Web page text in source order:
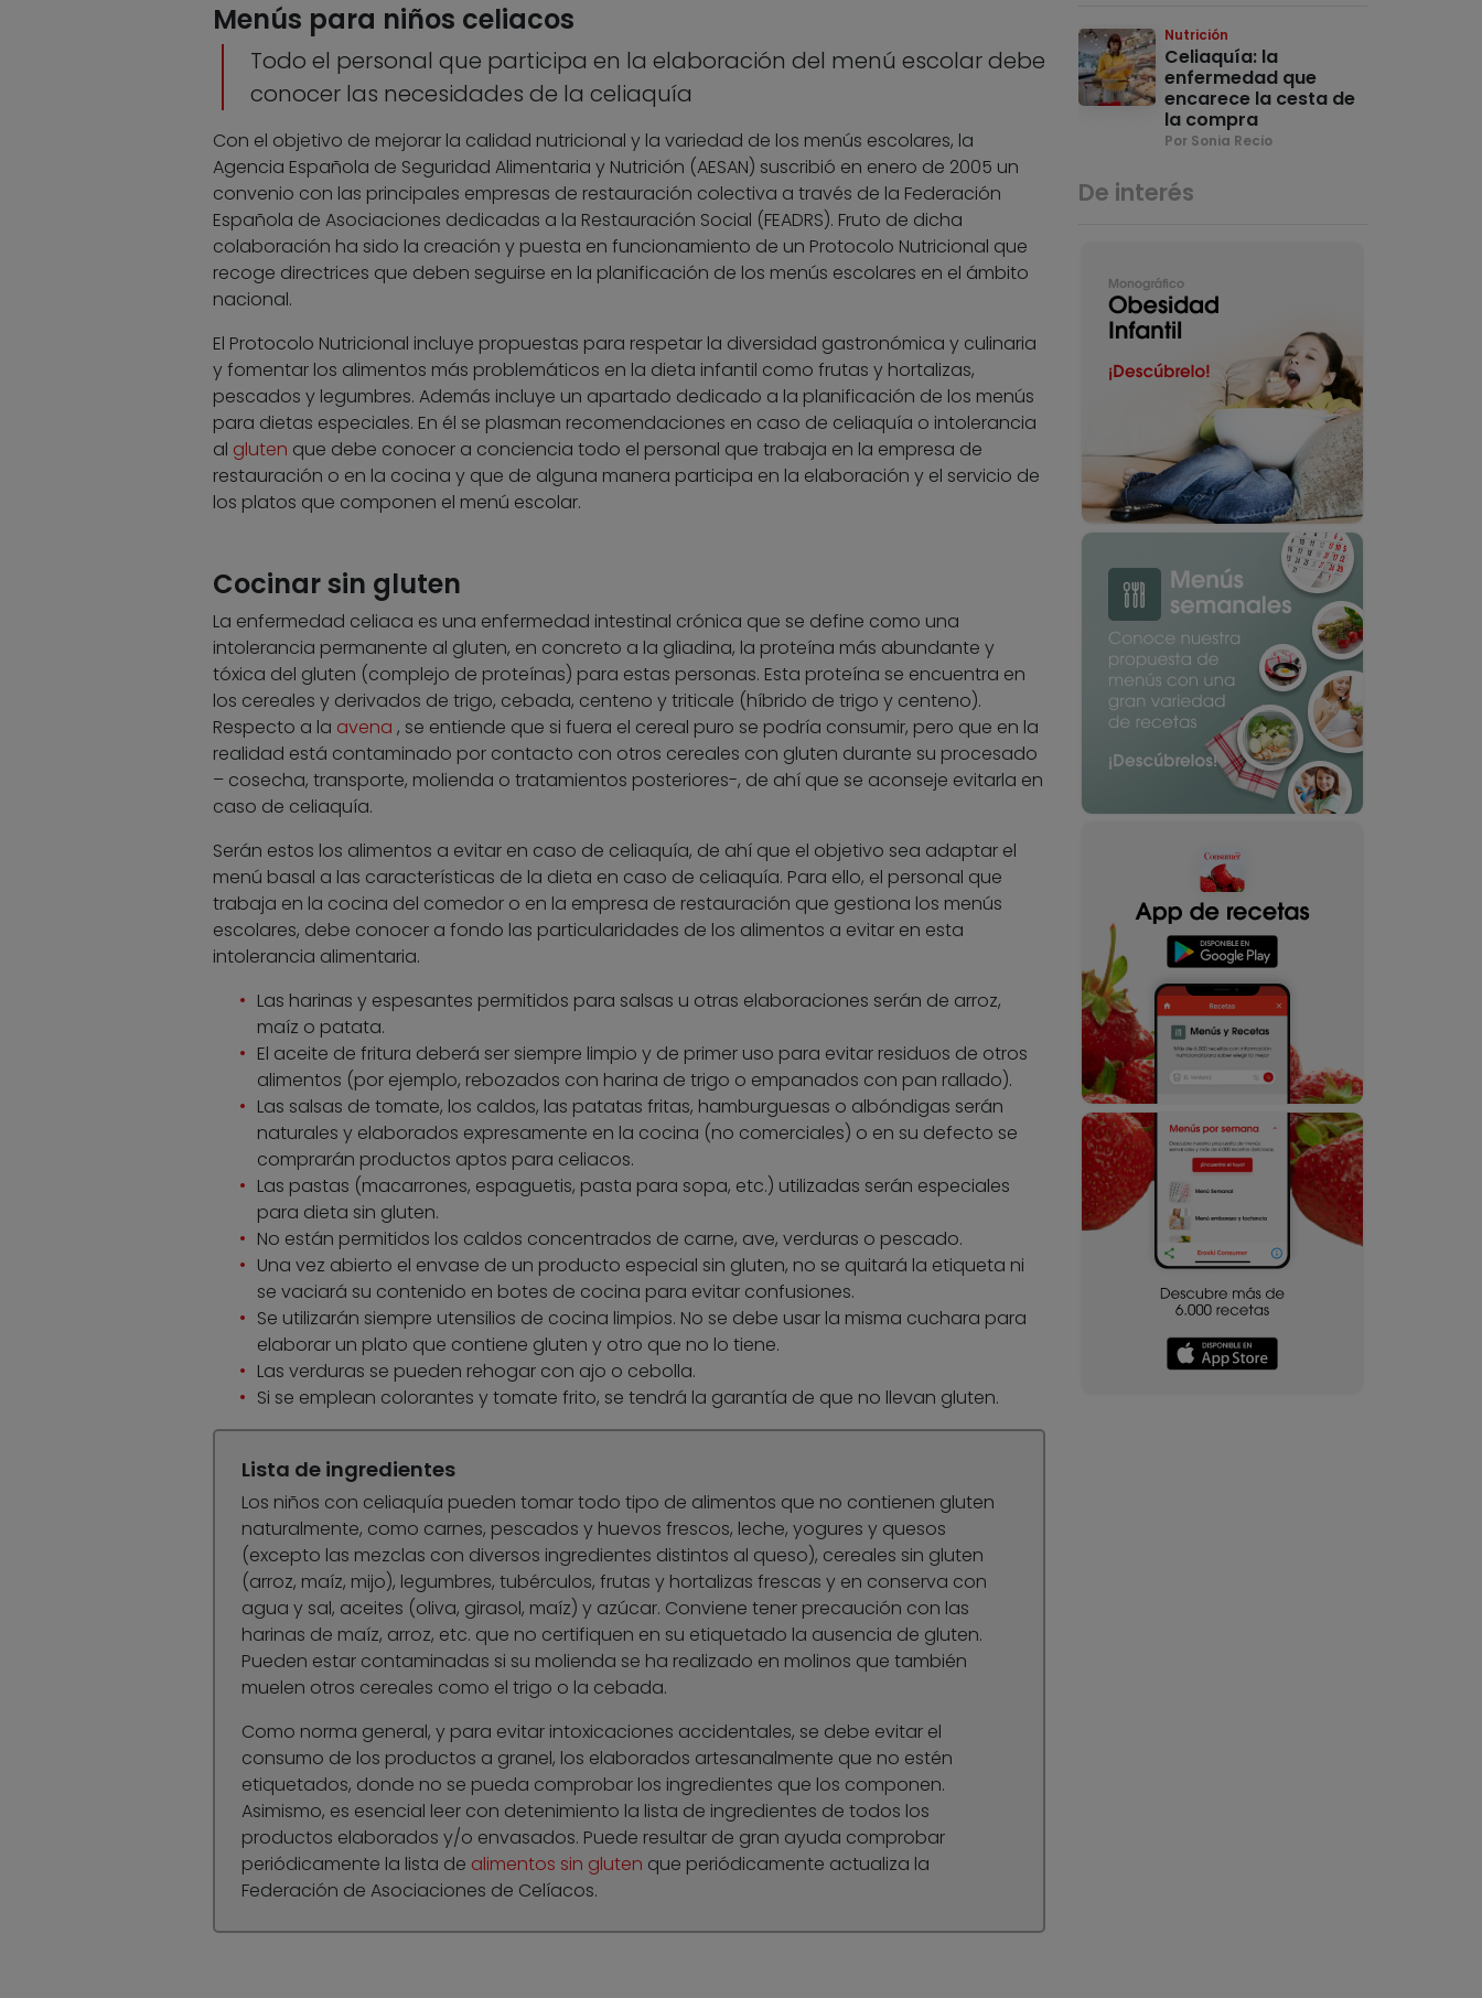
Menús para niños celiacos
Todo el personal que participa en la elaboración del menú escolar debe
conocer las necesidades de la celiaquía
Con el objetivo de mejorar la calidad nutricional y la variedad de los menús escolares, la
Agencia Española de Seguridad Alimentaria y Nutrición (AESAN) suscribió en enero de 2005 un
convenio con las principales empresas de restauración colectiva a través de la Federación
Española de Asociaciones dedicadas a la Restauración Social (FEADRS). Fruto de dicha
colaboración ha sido la creación y puesta en funcionamiento de un Protocolo Nutricional que
recoge directrices que deben seguirse en la planificación de los menús escolares en el ámbito
nacional.
El Protocolo Nutricional incluye propuestas para respetar la diversidad gastronómica y culinaria
y fomentar los alimentos más problemáticos en la dieta infantil como frutas y hortalizas,
pescados y legumbres. Además incluye un apartado dedicado a la planificación de los menús
para dietas especiales. En él se plasman recomendaciones en caso de celiaquía o intolerancia
al gluten que debe conocer a conciencia todo el personal que trabaja en la empresa de
restauración o en la cocina y que de alguna manera participa en la elaboración y el servicio de
los platos que componen el menú escolar.
Cocinar sin gluten
La enfermedad celiaca es una enfermedad intestinal crónica que se define como una
intolerancia permanente al gluten, en concreto a la gliadina, la proteína más abundante y
tóxica del gluten (complejo de proteínas) para estas personas. Esta proteína se encuentra en
los cereales y derivados de trigo, cebada, centeno y triticale (híbrido de trigo y centeno).
Respecto a la avena , se entiende que si fuera el cereal puro se podría consumir, pero que en la
realidad está contaminado por contacto con otros cereales con gluten durante su procesado
– cosecha, transporte, molienda o tratamientos posteriores-, de ahí que se aconseje evitarla en
caso de celiaquía.
Serán estos los alimentos a evitar en caso de celiaquía, de ahí que el objetivo sea adaptar el
menú basal a las características de la dieta en caso de celiaquía. Para ello, el personal que
trabaja en la cocina del comedor o en la empresa de restauración que gestiona los menús
escolares, debe conocer a fondo las particularidades de los alimentos a evitar en esta
intolerancia alimentaria.
Las harinas y espesantes permitidos para salsas u otras elaboraciones serán de arroz,
maíz o patata.
El aceite de fritura deberá ser siempre limpio y de primer uso para evitar residuos de otros
alimentos (por ejemplo, rebozados con harina de trigo o empanados con pan rallado).
Las salsas de tomate, los caldos, las patatas fritas, hamburguesas o albóndigas serán
naturales y elaborados expresamente en la cocina (no comerciales) o en su defecto se
comprarán productos aptos para celiacos.
Las pastas (macarrones, espaguetis, pasta para sopa, etc.) utilizadas serán especiales
para dieta sin gluten.
No están permitidos los caldos concentrados de carne, ave, verduras o pescado.
Una vez abierto el envase de un producto especial sin gluten, no se quitará la etiqueta ni
se vaciará su contenido en botes de cocina para evitar confusiones.
Se utilizarán siempre utensilios de cocina limpios. No se debe usar la misma cuchara para
elaborar un plato que contiene gluten y otro que no lo tiene.
Las verduras se pueden rehogar con ajo o cebolla.
Si se emplean colorantes y tomate frito, se tendrá la garantía de que no llevan gluten.
Lista de ingredientes
Los niños con celiaquía pueden tomar todo tipo de alimentos que no contienen gluten
naturalmente, como carnes, pescados y huevos frescos, leche, yogures y quesos
(excepto las mezclas con diversos ingredientes distintos al queso), cereales sin gluten
(arroz, maíz, mijo), legumbres, tubérculos, frutas y hortalizas frescas y en conserva con
agua y sal, aceites (oliva, girasol, maíz) y azúcar. Conviene tener precaución con las
harinas de maíz, arroz, etc. que no certifiquen en su etiquetado la ausencia de gluten.
Pueden estar contaminadas si su molienda se ha realizado en molinos que también
muelen otros cereales como el trigo o la cebada.
Como norma general, y para evitar intoxicaciones accidentales, se debe evitar el
consumo de los productos a granel, los elaborados artesanalmente que no estén
etiquetados, donde no se pueda comprobar los ingredientes que los componen.
Asimismo, es esencial leer con detenimiento la lista de ingredientes de todos los
productos elaborados y/o envasados. Puede resultar de gran ayuda comprobar
periódicamente la lista de alimentos sin gluten que periódicamente actualiza la
Federación de Asociaciones de Celíacos.
Nutrición
Celiaquía: la
enfermedad que
encarece la cesta de
la compra
Por Sonia Recio
De interés